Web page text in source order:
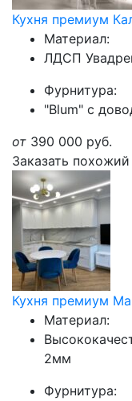
Кухня премиум
Материал:
ЛДСП
Фурнитура:
"Blum" с
от 390 000 руб.
Заказать похожий
Кухня премиум
Материал:
2мм
Фурнитура: